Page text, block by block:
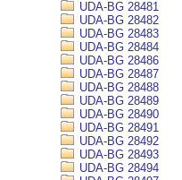
UDA-BG 28481
UDA-BG 28482
UDA-BG 28483
UDA-BG 28484
UDA-BG 28486
UDA-BG 28487
UDA-BG 28488
UDA-BG 28489
UDA-BG 28490
UDA-BG 28491
UDA-BG 28492
UDA-BG 28493
UDA-BG 28494